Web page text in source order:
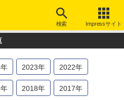
検索 Impressサイト
年 2023年 2022年
年 2018年 2017年